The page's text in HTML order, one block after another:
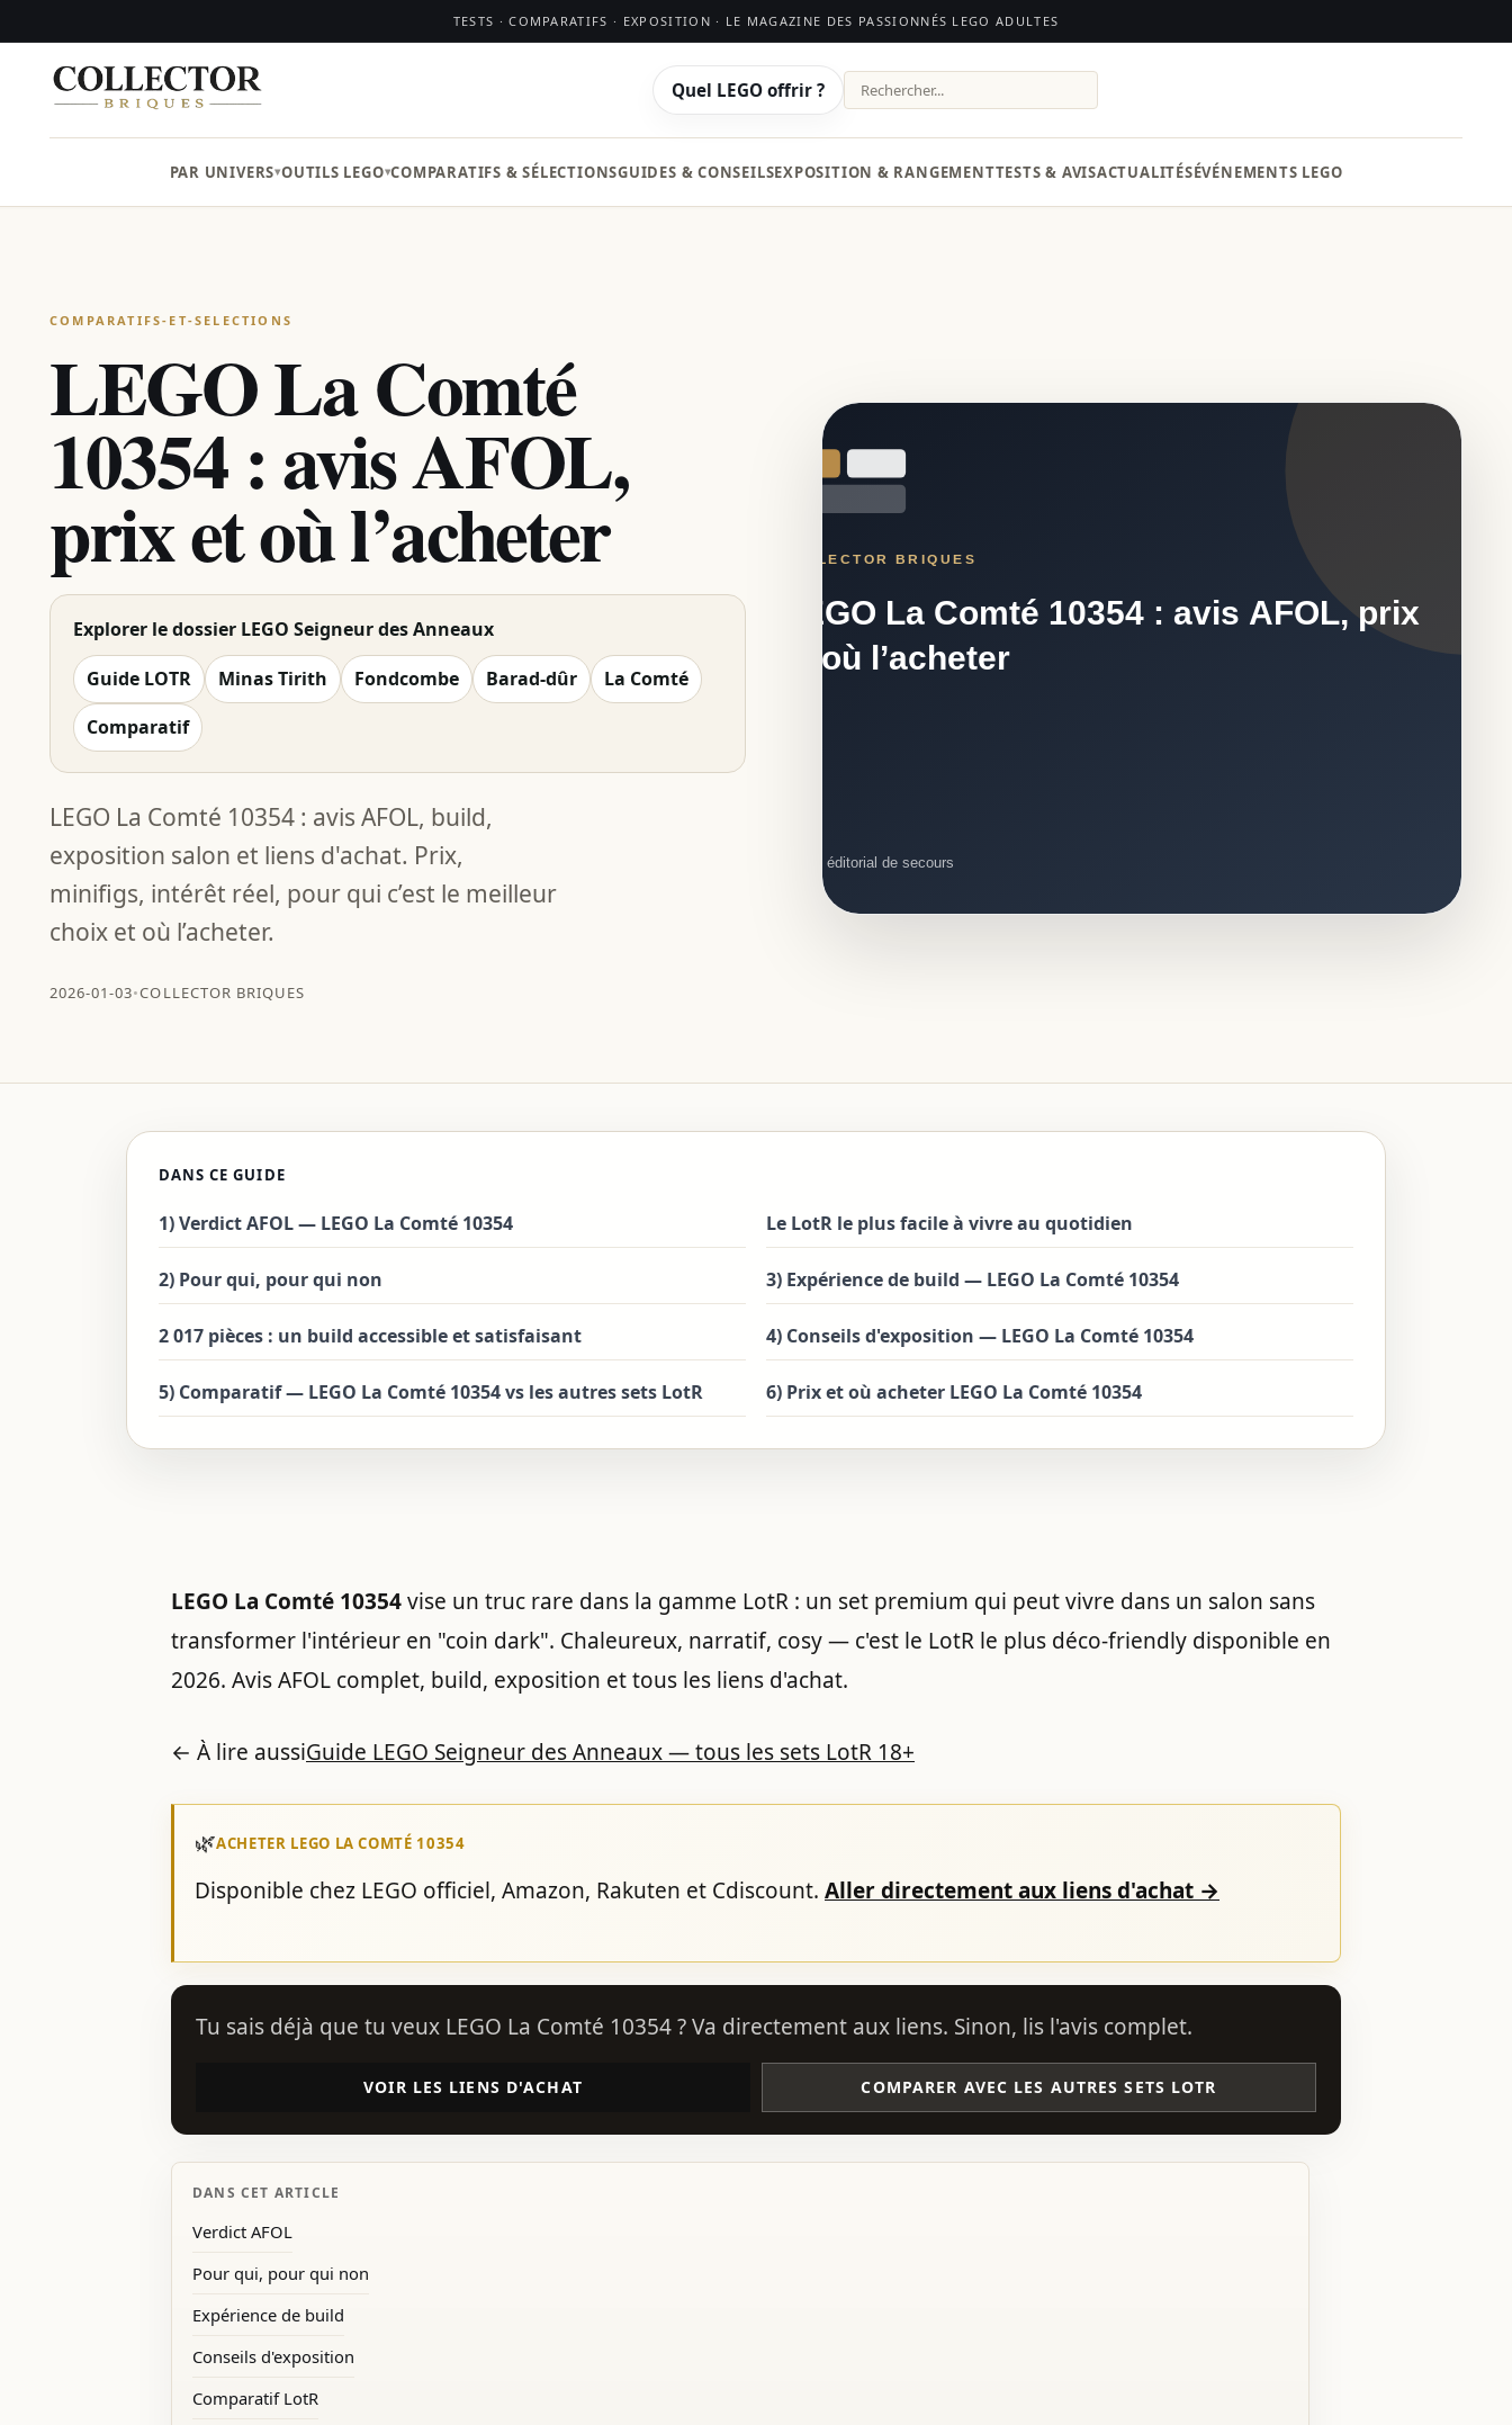
TESTS · COMPARATIFS · EXPOSITION · LE MAGAZINE DES PASSIONNÉS LEGO ADULTES
Quel LEGO offrir ? Rechercher
PAR UNIVERS OUTILS LEGO COMPARATIFS & SÉLECTIONSGUIDES & CONSEILSEXPOSITION & RANGEMENTTESTS & AVISACTUALITÉSÉVÉNEMENTS LEGO
COMPARATIFS-ET-SELECTIONS
LEGO La Comté
10354 : avis AFOL,
prix et où l’acheter
Explorer le dossier LEGO Seigneur des Anneaux
Guide LOTR
Minas Tirith Fondcombe Barad-dûr
La Comté
Comparatif
LEGO La Comté 10354 : avis AFOL, build,
exposition salon et liens d'achat. Prix,
minifigs, intérêt réel, pour qui c’est le meilleur
choix et où l’acheter.
2026-01-03•COLLECTOR BRIQUES
DANS CE GUIDE
1) Verdict AFOL — LEGO La Comté 10354 Le LotR le plus facile à vivre au quotidien
2) Pour qui, pour qui non 3) Expérience de build — LEGO La Comté 10354
2 017 pièces : un build accessible et satisfaisant 4) Conseils d'exposition — LEGO La Comté 10354
5) Comparatif — LEGO La Comté 10354 vs les autres sets LotR 6) Prix et où acheter LEGO La Comté 10354
LEGO La Comté 10354vise un truc rare dans la gamme LotR : un set premium qui peut vivre dans un salon sans
transformer l'intérieur en "coin dark". Chaleureux, narratif, cosy — c'est le LotR le plus déco-friendly disponible en
2026. Avis AFOL complet, build, exposition et tous les liens d'achat.
← À lire aussiGuide LEGO Seigneur des Anneaux — tous les sets LotR 18+
🌿ACHETER LEGO LA COMTÉ 10354
Disponible chez LEGO officiel, Amazon, Rakuten et Cdiscount. Aller directement aux liens d'achat →
Tu sais déjà que tu veux LEGO La Comté 10354 ? Va directement aux liens. Sinon, lis l'avis complet.
VOIR LES LIENS D'ACHAT COMPARER AVEC LES AUTRES SETS LOTR
DANS CET ARTICLE
Verdict AFOL
Pour qui, pour qui non
Expérience de build
Conseils d'exposition
Comparatif LotR